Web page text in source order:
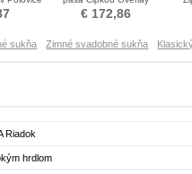
šaty
Svadobné šaty
€ 172,86
sukňa Zimné svadobné sukňa
Riadok
hrdlom